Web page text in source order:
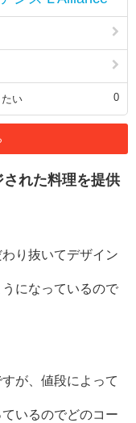
い 0
れた料理を提供
り抜いてデザイン
になっているので
が、値段によって
いるのでどのコー